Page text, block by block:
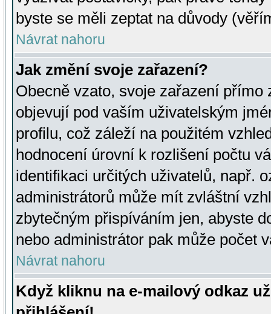
byste se měli zeptat na důvody
Návrat nahoru
Jak změní svoje zařazení?
Obecně vzato, svoje zařazení přímo
objevují pod vaším uživatelským
profilu, což záleží na použitém
hodnocení úrovní k rozlišení počtu
identifikaci určitých uživatelů, např.
administrátorů může mít zvláštní
zbytečným přispíváním jen, abyste
nebo administrátor pak může počet
Návrat nahoru
Když kliknu na e-mailový odkaz